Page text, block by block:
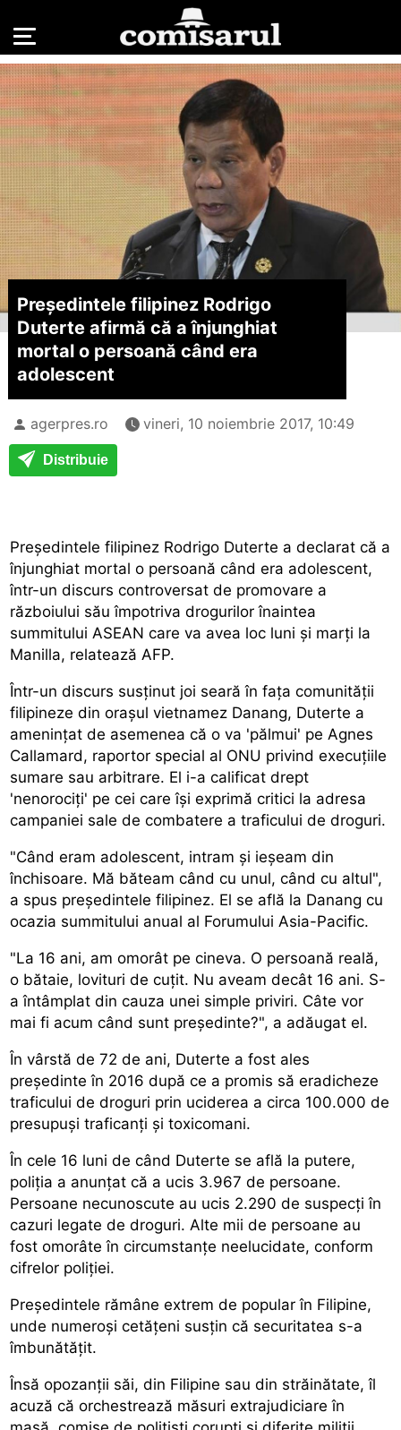
Președintele filipinez Rodrigo
Duterte afirmă că a înjunghiat
mortal o persoană când era
adolescent
agerpres.ro vineri, 10 noiembrie 2017, 10:49
Distribuie
Președintele filipinez Rodrigo Duterte a declarat că a
înjunghiat mortal o persoană când era adolescent,
într-un discurs controversat de promovare a
războiului său împotriva drogurilor înaintea
summitului ASEAN care va avea loc luni și marți la
Manilla, relatează AFP.
Într-un discurs susținut joi seară în fața comunității
filipineze din orașul vietnamez Danang, Duterte a
amenințat de asemenea că o va 'pălmui' pe Agnes
Callamard, raportor special al ONU privind execuțiile
sumare sau arbitrare. El i-a calificat drept
'nenorociți' pe cei care își exprimă critici la adresa
campaniei sale de combatere a traficului de droguri.
"Când eram adolescent, intram și ieșeam din
închisoare. Mă băteam când cu unul, când cu altul",
a spus președintele filipinez. El se află la Danang cu
ocazia summitului anual al Forumului Asia-Pacific.
"La 16 ani, am omorât pe cineva. O persoană reală,
o bătaie, lovituri de cuțit. Nu aveam decât 16 ani. S-
a întâmplat din cauza unei simple priviri. Câte vor
mai fi acum când sunt președinte?", a adăugat el.
În vârstă de 72 de ani, Duterte a fost ales
președinte în 2016 după ce a promis să eradicheze
traficului de droguri prin uciderea a circa 100.000 de
presupuși traficanți și toxicomani.
În cele 16 luni de când Duterte se află la putere,
poliția a anunțat că a ucis 3.967 de persoane.
Persoane necunoscute au ucis 2.290 de suspecți în
cazuri legate de droguri. Alte mii de persoane au
fost omorâte în circumstanțe neelucidate, conform
cifrelor poliției.
Președintele rămâne extrem de popular în Filipine,
unde numeroși cetățeni susțin că securitatea s-a
îmbunătățit.
Însă opozanții săi, din Filipine sau din străinătate, îl
acuză că orchestrează măsuri extrajudiciare în